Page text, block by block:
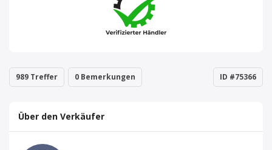
989 Treffer 0 Bemerkungen ID #75366
Über den Verkäufer